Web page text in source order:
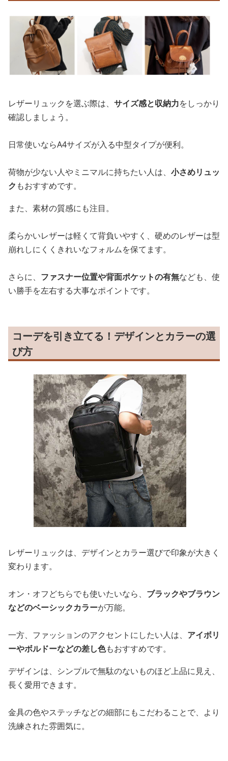
レザーリュックを選ぶ際は、 サイズ感と収納力をしっかり
確認しましょう。
日常使いならA4サイズが入る中型タイプが便利。
荷物が少ない人やミニマルに持ちたい人は、 小さめリュッ
ク もおすすめです。
また、素材の質感にも注目。
柔らかいレザーは軽くて背負いやすく、硬めのレザーは型
崩れしにくくきれいなフォルムを保てます。
さらに、 ファスナー位置や背面ポケットの有無なども、使
い勝手を左右する大事なポイントです。
コーデを引き立てる！デザインとカラーの選
び方
レザーリュックは、デザインとカラー選びで印象が大きく
変わります。
オン・オフどちらでも使いたいなら、 ブラックやブラウン
などのベーシックカラーが万能。
一方、ファッションのアクセントにしたい人は、 アイボリ
ーやボルドーなどの差し色もおすすめです。
デザインは、シンプルで無駄のないものほど上品に見え、
長く愛用できます。
金具の色やステッチなどの細部にもこだわることで、より
洗練された雰囲気に。